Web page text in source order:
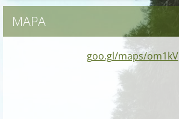
MAPA
goo.gl/maps/om1kV